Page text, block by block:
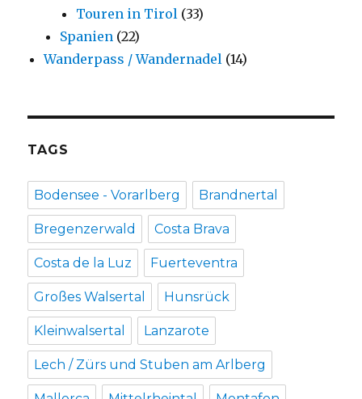
Touren in Tirol (33)
Spanien (22)
Wanderpass / Wandernadel (14)
TAGS
Bodensee - Vorarlberg Brandnertal
Bregenzerwald Costa Brava
Costa de la Luz Fuerteventra
Großes Walsertal Hunsrück
Kleinwalsertal Lanzarote
Lech / Zürs und Stuben am Arlberg